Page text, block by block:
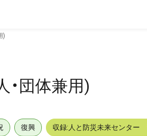
)
団体兼用)
復興 収録:人と防災未来センター